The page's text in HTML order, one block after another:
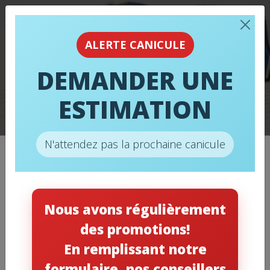
CONSEILS
D’EXPERTS POUR
CHOISIR UN SYSTÈME
DE CHAUFFAGE
CENTRAL
Catégories
(11)
Climatisation(12)
ALERTE CANICULE
DEMANDER UNE
ESTIMATION
N'attendez pas la prochaine canicule
Nous avons régulièrement
des promotions!
En remplissant notre